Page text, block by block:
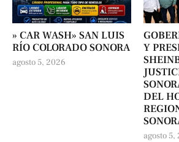
» CAR WASH» SAN LUIS
RÍO COLORADO SONORA
agosto 5, 2026
Y
DEL
agosto 5,